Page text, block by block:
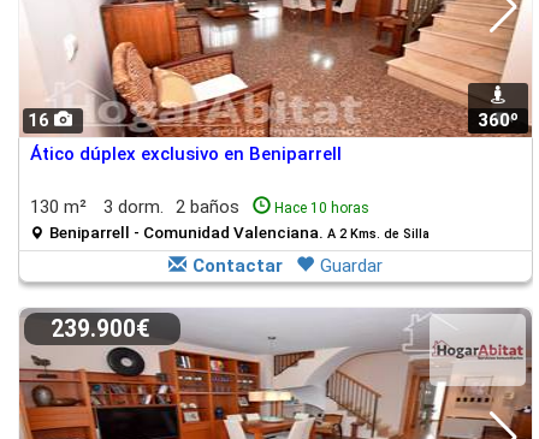
16 1
360º
Ático dúplex exclusivo en Beniparrell
130 m² 3 dorm. 2 baños Hace 10 horas
Beniparrell - Comunidad Valenciana. A 2 Kms. de Silla
Contactar Guardar
239.900€